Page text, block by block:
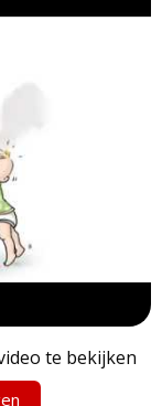
te bekijken